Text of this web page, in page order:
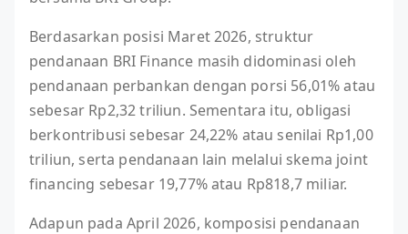
Berdasarkan posisi Maret 2026, struktur
pendanaan BRI Finance masih didominasi oleh
pendanaan perbankan dengan porsi 56,01% atau
sebesar Rp2,32 triliun. Sementara itu, obligasi
berkontribusi sebesar 24,22% atau senilai Rp1,00
triliun, serta pendanaan lain melalui skema joint
financing sebesar 19,77% atau Rp818,7 miliar.
Adapun pada April 2026, komposisi pendanaan